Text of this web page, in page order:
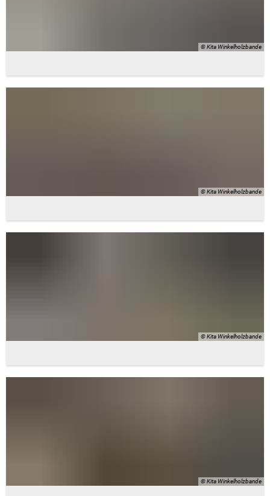
© Kita Winkelholzbande
© Kita Winkelholzbande
© Kita Winkelholzbande
© Kita Winkelholzbande